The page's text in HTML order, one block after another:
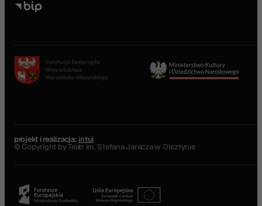
projekt i realizacja: intui
© Copyright by Teatr im. Stefana Jaracza w Olsztynie